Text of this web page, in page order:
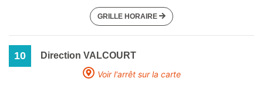
GRILLE HORAIRE
10
Direction VALCOURT
Voir l'arrêt sur la carte